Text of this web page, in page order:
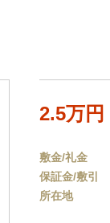
2.5万円
敷金/礼金
保証金/敷引
所在地